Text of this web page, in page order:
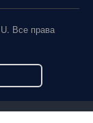
Все права